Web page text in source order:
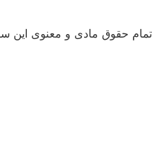
تمام حقوق مادی و معنوی این سایت